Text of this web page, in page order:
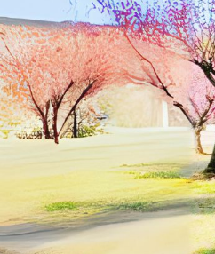
外国语学院·梅园